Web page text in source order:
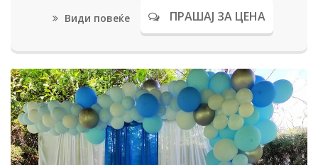
Види повеќе ПРАШАЈ ЗА ЦЕНА